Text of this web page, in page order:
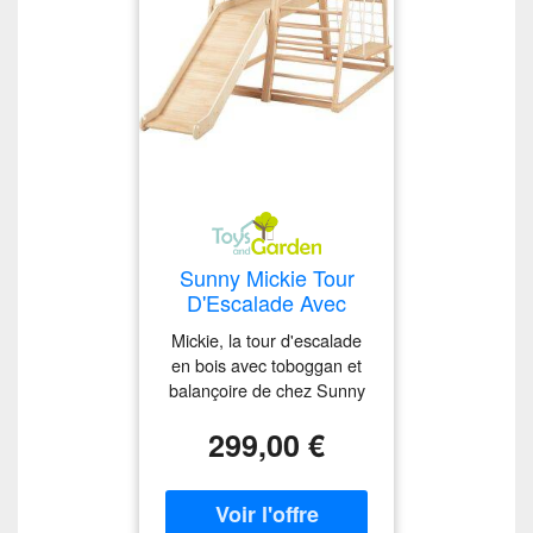
Sunny Mickie Tour
D'Escalade Avec
Toboggan, Balançoire
Et Échelle De Corde
En Bois Naturel
Structure D'Escalade
D'Intérieur Pour
Enfants Avec
Jouet Montessori
Mickie, la tour d'escalade
en bois avec toboggan et
balançoire de chez Sunny
moyen de développer leurs
capacités motrices. Inspiré
de la philosophie
Montessori, ce jouet
299,00 €